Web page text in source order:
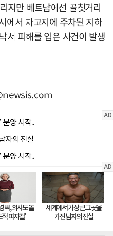
지만 베트남에선 골칫거리
에서 차고지에 주차된 지하
서 피해를 입은 사건이 발생